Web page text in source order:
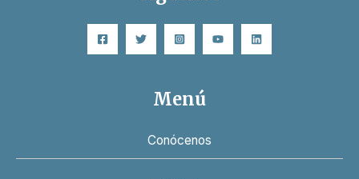
Menú
Conócenos